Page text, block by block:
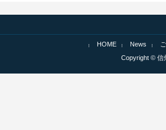
HOME News
Copyright © 信